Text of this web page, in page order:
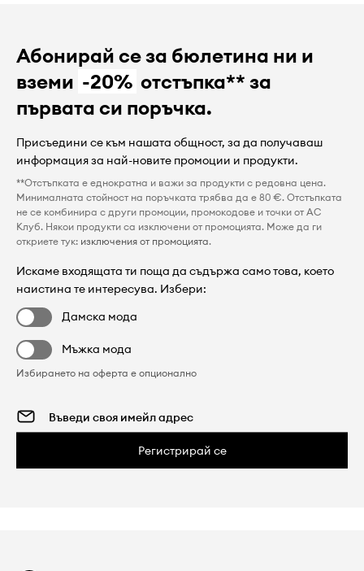
Абонирай се за бюлетина ни и
вземи -20% отстъпка** за
първата си поръчка.
Присъедини се към нашата общност, за да получаваш
информация за най-новите промоции и продукти.
**Отстъпката е еднократна и важи за продукти с редовна цена.
Минималната стойност на поръчката трябва да е 80 €. Отстъпката
не се комбинира с други промоции, промокодове и точки от AC
Клуб. Някои продукти са изключени от промоцията. Може да ги
откриете тук: изключения от промоцията.
Искаме входящата ти поща да съдържа само това, което
наистина те интересува. Избери:
Дамска мода
Мъжка мода
Избирането на оферта е опционално
Регистрирай се